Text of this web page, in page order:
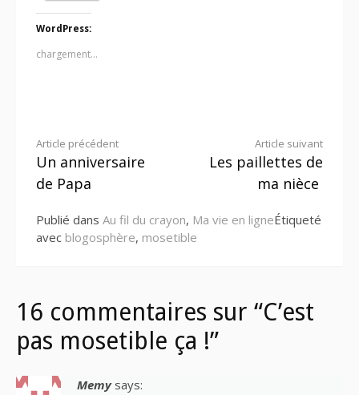
WordPress:
chargement…
Lire
la
Article précédent
Un anniversaire
de Papa
Article suivant
Les paillettes de
ma nièce
Publié dans Au fil du crayon, Ma vie en ligneÉtiqueté
avec blogosphère, mosetible
16 commentaires sur “C’est
pas mosetible ça !”
Memy says: